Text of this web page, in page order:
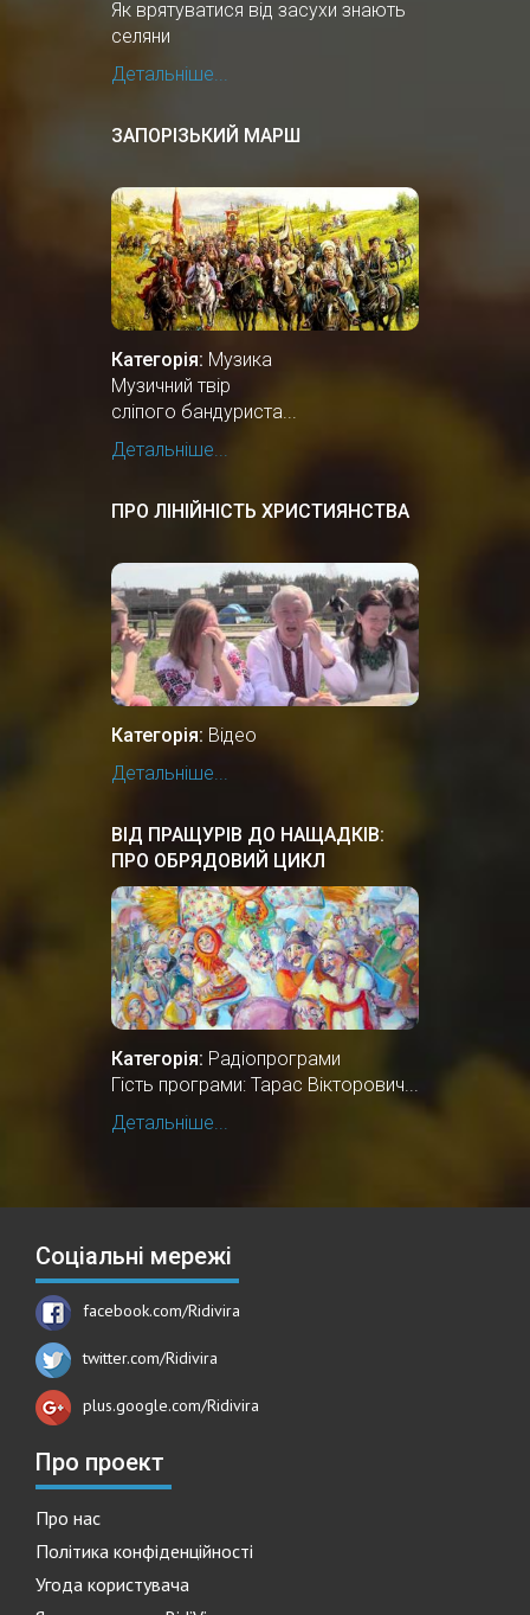
Як врятуватися від засухи знають
селяни
Детальніше...
ЗАПОРІЗЬКИЙ МАРШ
Категорія: Музика
Музичний твір
сліпого бандуриста...
Детальніше...
ПРО ЛІНІЙНІСТЬ ХРИСТИЯНСТВА
Категорія: Відео
Детальніше...
ВІД ПРАЩУРІВ ДО НАЩАДКІВ:
ПРО ОБРЯДОВИЙ ЦИКЛ
ЗИМОВИХ СВЯТКУВАНЬ
Категорія: Радіопрограми
Гість програми: Тарас Вікторович...
Детальніше...
Соціальні мережі
facebook.com/Ridivira
twitter.com/Ridivira
plus.google.com/Ridivira
Про проект
Про нас
Політика конфіденційності
Угода користувача